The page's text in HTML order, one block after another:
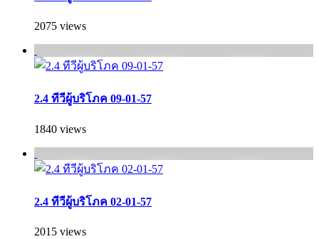
2075 views
2.4 ทีวีผู้บริโภค 09-01-57
1840 views
2.4 ทีวีผู้บริโภค 02-01-57
2015 views